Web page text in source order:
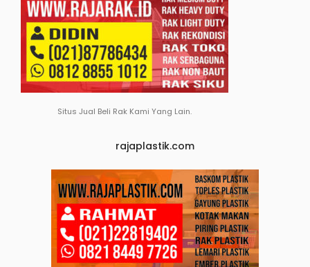
Situs Jual Beli Rak Kami Yang Lain.
rajaplastik.com